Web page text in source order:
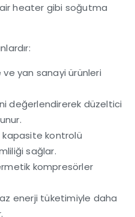
heater gibi soğutma
yan sanayi ürünleri
değerlendirerek düzeltici
kontrolü
sağlar.
kompresörler
enerji tüketimiyle daha